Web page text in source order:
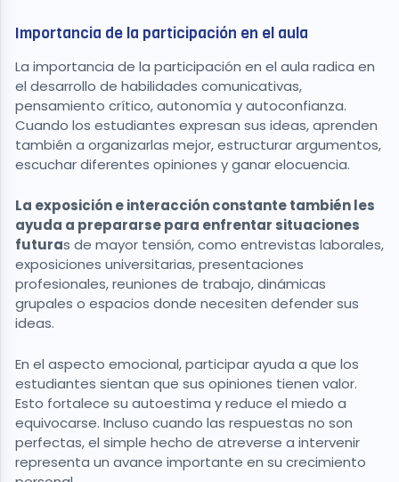
Importancia de la participación en el aula
La importancia de la participación en el aula radica en
el desarrollo de habilidades comunicativas,
pensamiento crítico, autonomía y autoconfianza.
Cuando los estudiantes expresan sus ideas, aprenden
también a organizarlas mejor, estructurar argumentos,
escuchar diferentes opiniones y ganar elocuencia.
La exposición e interacción constante también les
ayuda a prepararse para enfrentar situaciones
futuras de mayor tensión, como entrevistas laborales,
exposiciones universitarias, presentaciones
profesionales, reuniones de trabajo, dinámicas
grupales o espacios donde necesiten defender sus
ideas.
En el aspecto emocional, participar ayuda a que los
estudiantes sientan que sus opiniones tienen valor.
Esto fortalece su autoestima y reduce el miedo a
equivocarse. Incluso cuando las respuestas no son
perfectas, el simple hecho de atreverse a intervenir
representa un avance importante en su crecimiento